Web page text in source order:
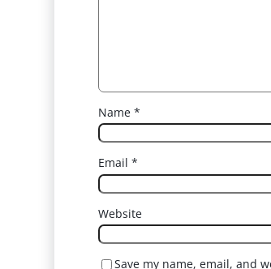
Name *
Email *
Website
Save my name, email, and